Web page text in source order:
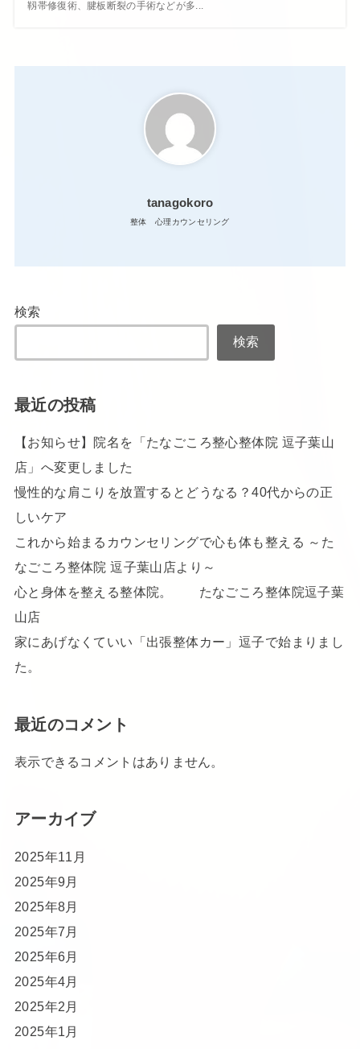
靱帯修復術、腱板断裂の手術などが多...
tanagokoro
整体 心理カウンセリング
検索
検索
最近の投稿
【お知らせ】院名を「たなごころ整心整体院 逗子葉山
店」へ変更しました
慢性的な肩こりを放置するとどうなる？40代からの正
しいケア
これから始まるカウンセリングで心も体も整える ～た
なごころ整体院 逗子葉山店より～
心と身体を整える整体院。 たなごころ整体院逗子葉
山店
家にあげなくていい「出張整体カー」逗子で始まりまし
た。
最近のコメント
表示できるコメントはありません。
アーカイブ
2025年11月
2025年9月
2025年8月
2025年7月
2025年6月
2025年4月
2025年2月
2025年1月